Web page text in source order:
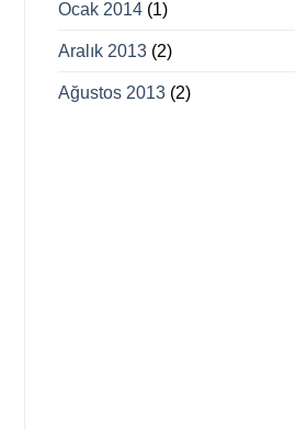
Ocak 2014(1)
Aralık 2013(2)
Ağustos 2013(2)